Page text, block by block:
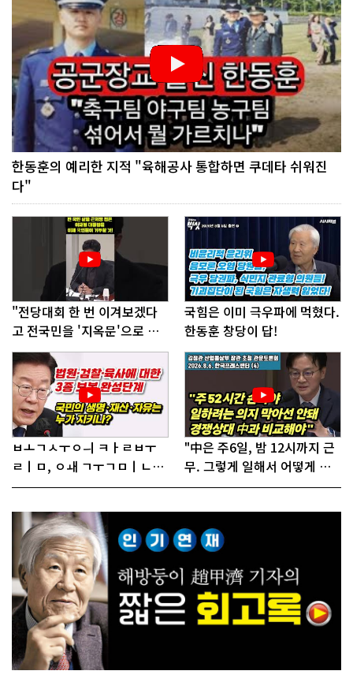
한동훈의 예리한 지적 "육해공사 통합하면 쿠데타 쉬워진
다"
"전당대회 한 번 이겨보겠다
고 전국민을 '지옥문'으로 밀
어!"
국힘은 이미 극우파에 먹혔다.
한동훈 창당이 답!
ㅂㅗㄱㅅㅜㅇㅢ ㅋㅏㄹㅂㅜ
ㄹㅣㅁ, ㅇㅙ ㄱㅜㄱㅁㅣㄴㄷ
ㅡㄹㅇㅣ ㄷㅏㅇㅎㅐㅇㅑ ㅎ
"中은 주6일, 밤 12시까지 근
무. 그렇게 일해서 어떻게 경
쟁하냐 반문하더라"